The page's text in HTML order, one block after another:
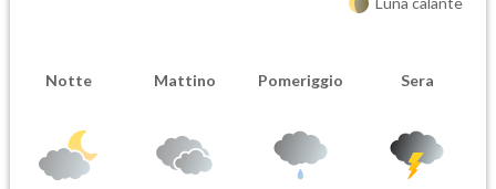
Notte Mattino Pomeriggio Sera